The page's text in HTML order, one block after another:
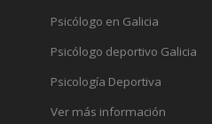
Psicólogo en Galicia
Psicólogo deportivo Galicia
Psicología Deportiva
Ver más información